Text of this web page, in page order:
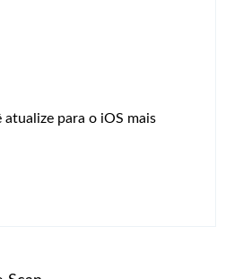
atualize para o iOS mais